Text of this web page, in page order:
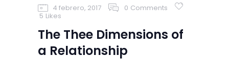
4 febrero, 2017 0 Comments
5 Likes
The Thee Dimensions of
a Relationship